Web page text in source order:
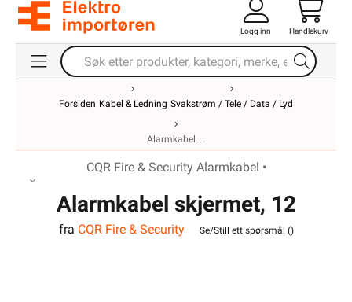
Logg inn Handlekurv
Forsiden Kabel & Ledning Svakstrøm / Tele / Data / Lyd
Alarmkabel
CQR Fire & Security Alarmkabel •
Alarmkabel skjermet, 12
leder
fra CQR Fire & Security Se/Still ett spørsmål ()